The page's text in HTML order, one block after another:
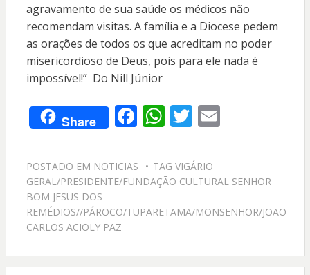
agravamento de sua saúde os médicos não
recomendam visitas. A família e a Diocese pedem
as orações de todos os que acreditam no poder
misericordioso de Deus, pois para ele nada é
impossível!” Do Nill Júnior
Share F
e
b
o
k
W
at
s
A
p
T
itt
er
E
l
POSTADO EM NOTICIAS TAG VIGÁRIO
GERAL/PRESIDENTE/FUNDAÇÃO CULTURAL SENHOR
BOM JESUS DOS
REMÉDIOS//PÁROCO/TUPARETAMA/MONSENHOR/JOÃO
CARLOS ACIOLY PAZ